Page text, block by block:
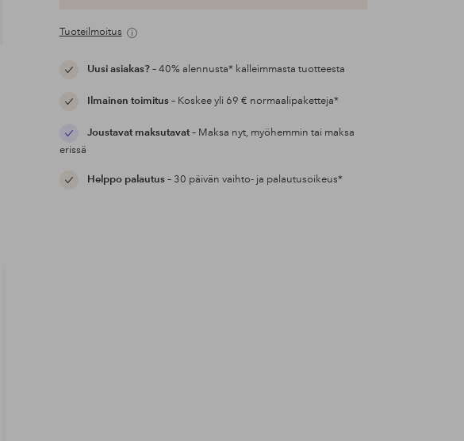
Tuoteilmoitus
Uusi asiakas?– 40% alennusta* kalleimmasta tuotteesta
Ilmainen toimitus– Koskee yli 69 € normaalipaketteja*
Joustavat maksutavat– Maksa nyt, myöhemmin tai maksa
erissä
Helppo palautus– 30 päivän vaihto- ja palautusoikeus*